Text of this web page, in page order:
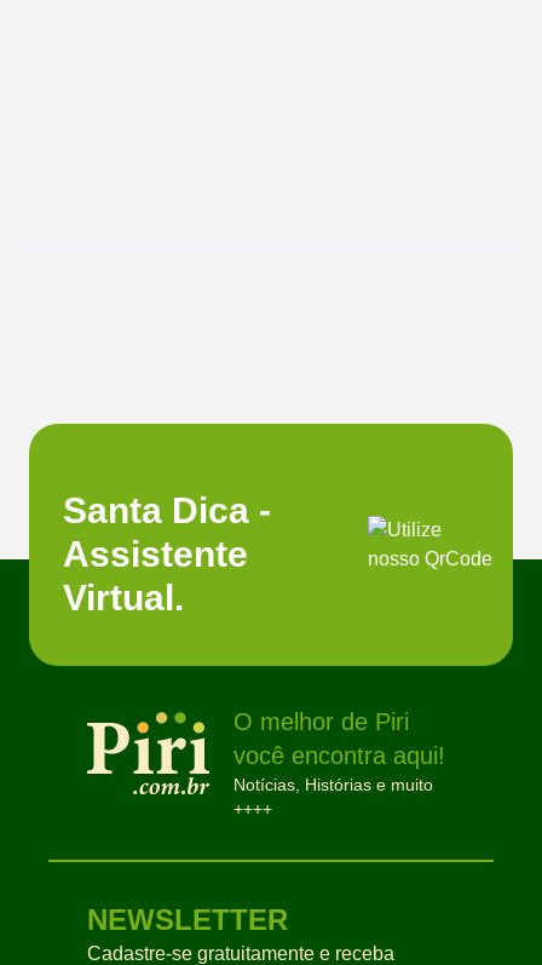
Santa Dica -
Assistente
Virtual.
O melhor de Piri
você encontra aqui!
Notícias, Histórias e muito
++++
NEWSLETTER
Cadastre-se gratuitamente e receba